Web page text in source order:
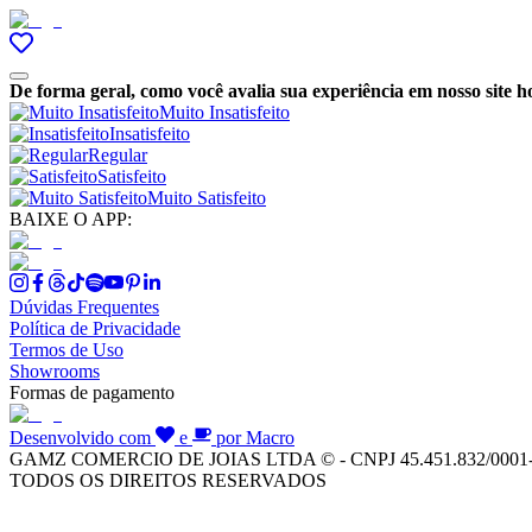
De forma geral, como você avalia sua experiência em nosso site
Muito Insatisfeito
Insatisfeito
Regular
Satisfeito
Muito Satisfeito
BAIXE O APP:
Dúvidas Frequentes
Política de Privacidade
Termos de Uso
Showrooms
Formas de pagamento
Desenvolvido com e
por Macro
GAMZ COMERCIO DE JOIAS LTDA © - CNPJ 45.451.832/
TODOS OS DIREITOS RESERVADOS